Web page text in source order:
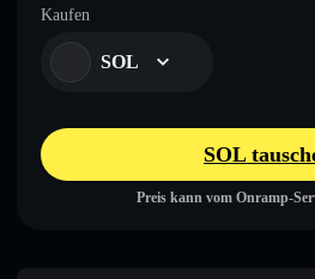
Kaufen
SOL
SOL
Preis kann vom Onramp-